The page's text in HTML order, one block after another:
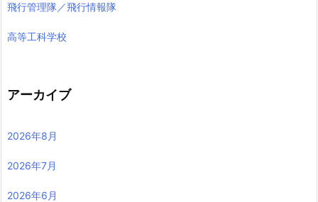
飛行管理隊／飛行情報隊
高等工科学校
アーカイブ
2026年8月
2026年7月
2026年6月